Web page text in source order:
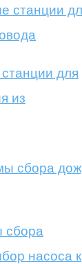
для
из
сбора
насоса к